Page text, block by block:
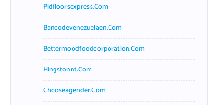
Pidfloorsexpress.com
Bancodevenezuelaen.com
Bettermoodfoodcorporation.com
Hingstonnt.com
Chooseagender.com